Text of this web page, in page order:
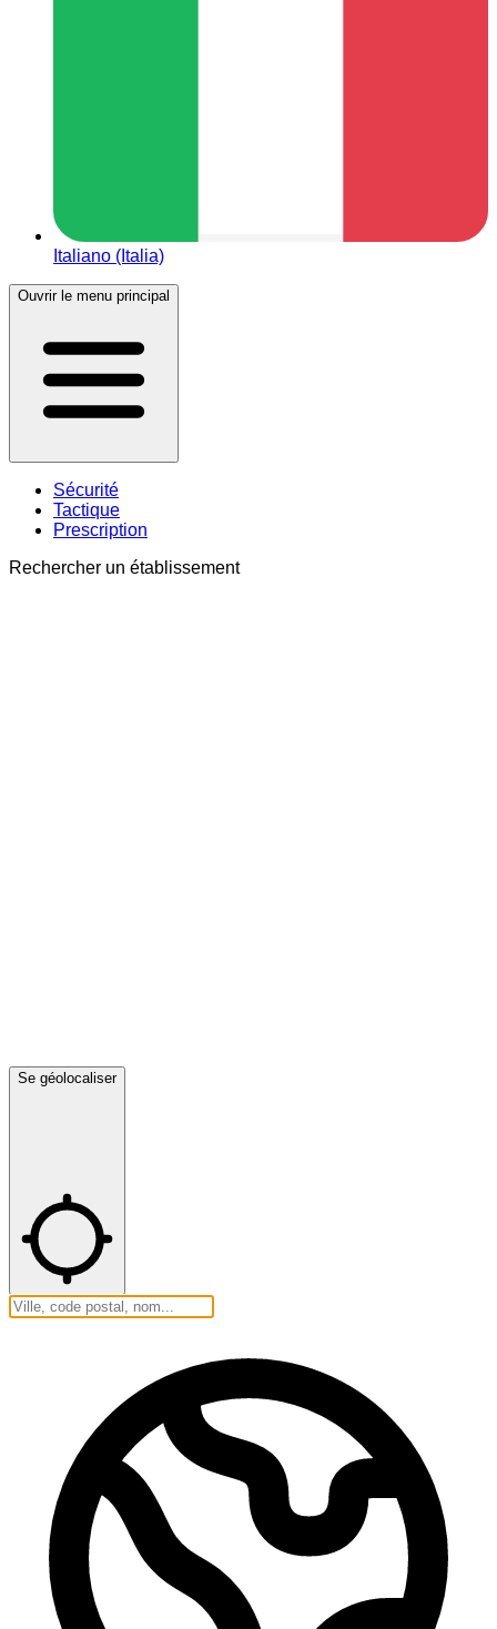
Italiano (Italia)
Ouvrir le menu principal
Sécurité
Tactique
Prescription
Rechercher un établissement
Se géolocaliser